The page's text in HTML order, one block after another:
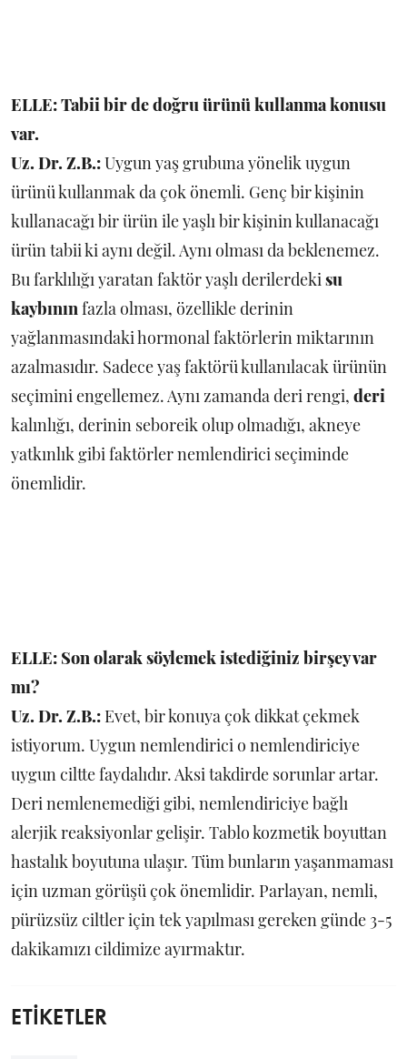
ELLE: Tabii bir de doğru ürünü kullanma konusu
var.
Uz. Dr. Z.B.:Uygun yaş grubuna yönelik uygun
ürünü kullanmak da çok önemli. Genç bir kişinin
kullanacağı bir ürün ile yaşlı bir kişinin kullanacağı
ürün tabii ki aynı değil. Aynı olması da beklenemez.
Bu farklılığı yaratan faktör yaşlı derilerdekisu
kaybınınfazla olması, özellikle derinin
yağlanmasındaki hormonal faktörlerin miktarının
azalmasıdır. Sadece yaş faktörü kullanılacak ürünün
seçimini engellemez. Aynı zamanda deri rengi, deri
kalınlığı, derinin seboreik olup olmadığı, akneye
yatkınlık gibi faktörler nemlendirici seçiminde
önemlidir.
ELLE: Son olarak söylemek istediğiniz birşey var
mı?
Uz. Dr. Z.B.: Evet, bir konuya çok dikkat çekmek
istiyorum. Uygun nemlendirici o nemlendiriciye
uygun ciltte faydalıdır. Aksi takdirde sorunlar artar.
Deri nemlenemediği gibi, nemlendiriciye bağlı
alerjik reaksiyonlar gelişir. Tablo kozmetik boyuttan
hastalık boyutuna ulaşır. Tüm bunların yaşanmaması
için uzman görüşü çok önemlidir. Parlayan, nemli,
pürüzsüz ciltler için tek yapılması gereken günde 3-5
dakikamızı cildimize ayırmaktır.
ETİKETLER